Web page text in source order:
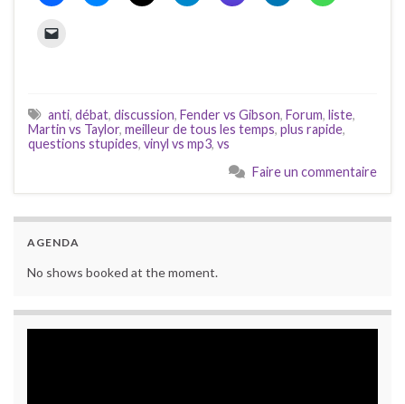
anti, débat, discussion, Fender vs Gibson, Forum, liste,
Martin vs Taylor, meilleur de tous les temps, plus rapide,
questions stupides, vinyl vs mp3, vs
Faire un commentaire
AGENDA
No shows booked at the moment.